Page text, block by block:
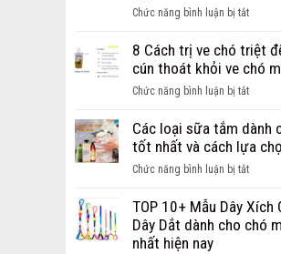
chó
ghẻ
từ
nhẹ
nặng
Chức năng bình luận bị tắtở
thiệu
địa
bán
bán
buôn
phụ
cho
chó
8 Cách trị ve chó triệt
cún thoát khỏi ve chó
Chức năng bình luận bị tắtở
Cách
trị
chó
để
giúp
Các loại sữa tắm dành
tốt nhất và cách lựa
Chức năng bình luận bị tắtở
loại
sữa
TOP 10+ Mẫu Dây Xích
Dây Dắt dành cho chó
nhất hiện nay